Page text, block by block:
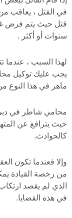
في القتل ، يعاقب
قتل حيث يتم فرض
سنوات أو أكثر .
لهذا السبب ،
يجب عليك توكيل
ماهر في هذا النوع
محامي شاطر في
حيث يترافع عن
كالحوادث.
وإلا فعندما تكون
من رخصة القيادة
الذي لم يقصد
في هذه القضايا.